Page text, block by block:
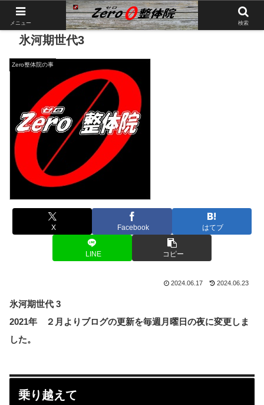
氷河期世代3
Zero整体院の事
X Facebook はてブ
LINE コピー
2024.06.17 2024.06.23
氷河期世代 3
2021年 ２月よりブログの更新を毎週月曜日の夜に変更しま
した。
乗り越えて
メニュー 検索